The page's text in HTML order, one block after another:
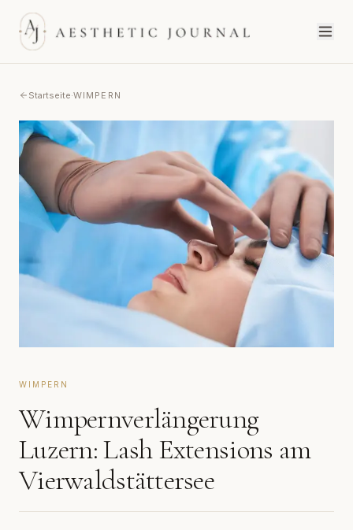
Startseite·WIMPERN
WIMPERN
Wimpernverlängerung
Luzern: Lash Extensions am
Vierwaldstättersee